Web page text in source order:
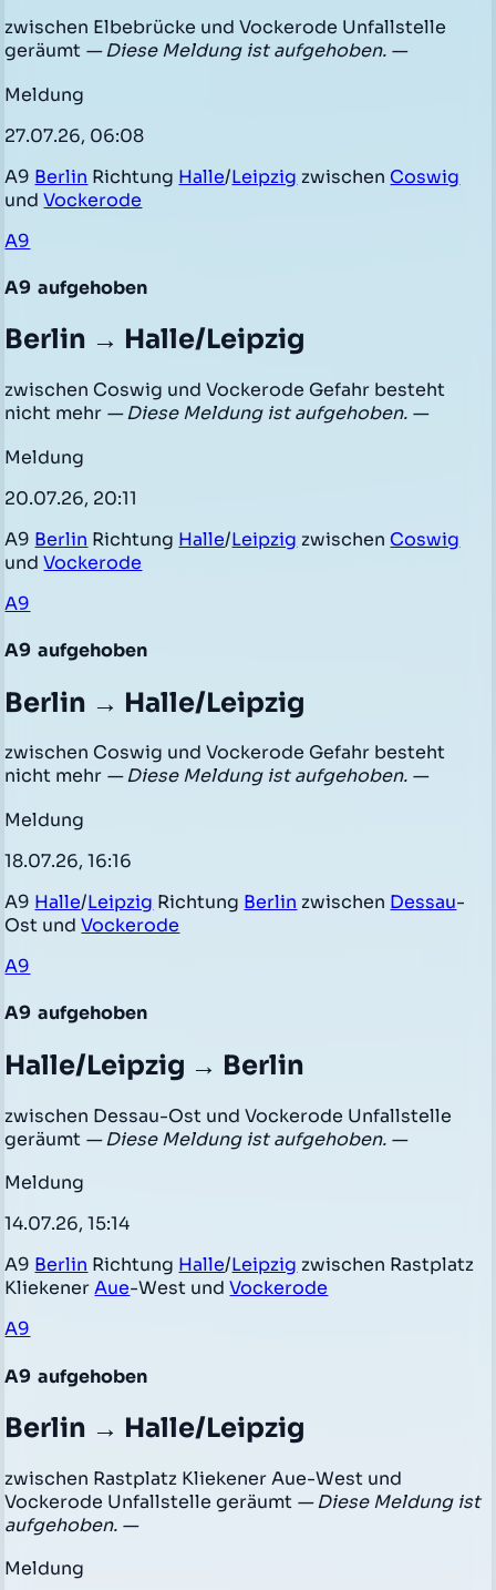
zwischen Elbebrücke und Vockerode Unfallstelle
geräumt — Diese Meldung ist aufgehoben. —
Meldung
27.07.26, 06:08
A9 Berlin Richtung Halle/Leipzig zwischen Coswig
undVockerode
A9
A9 aufgehoben
Berlin → Halle/Leipzig
zwischen Coswig und Vockerode Gefahr besteht
nicht mehr — Diese Meldung ist aufgehoben. —
Meldung
20.07.26, 20:11
A9 Berlin Richtung Halle/Leipzig zwischen Coswig
undVockerode
A9
A9 aufgehoben
Berlin → Halle/Leipzig
zwischen Coswig und Vockerode Gefahr besteht
nicht mehr — Diese Meldung ist aufgehoben. —
Meldung
18.07.26, 16:16
A9 Halle/Leipzig Richtung Berlin zwischen Dessau-
Ost undVockerode
A9
A9 aufgehoben
Halle/Leipzig → Berlin
zwischen Dessau-Ost und Vockerode Unfallstelle
geräumt — Diese Meldung ist aufgehoben. —
Meldung
14.07.26, 15:14
A9 Berlin Richtung Halle/Leipzig zwischen Rastplatz
KliekenerAue-West undVockerode
A9
A9 aufgehoben
Berlin → Halle/Leipzig
zwischen Rastplatz Kliekener Aue-West und
Vockerode Unfallstelle geräumt — Diese Meldung ist
aufgehoben. —
Meldung